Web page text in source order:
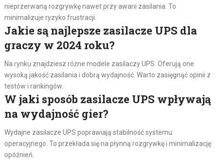
nieprzerwaną rozgrywkę nawet przy awarii zasilania. To
minimalizuje ryzyko frustracji.
Jakie są najlepsze zasilacze UPS dla
graczy w 2024 roku?
Na rynku znajdziesz różne modele zasilaczy UPS. Oferują one
wysoką jakość zasilania i dobrą wydajność. Warto zasięgnąć opinii z
testów i rankingów.
W jaki sposób zasilacze UPS wpływają
na wydajność gier?
Wydajne zasilacze UPS poprawiają stabilność systemu
operacyjnego. To przekłada się na płynną rozgrywkę i minimalizację
opóźnień.